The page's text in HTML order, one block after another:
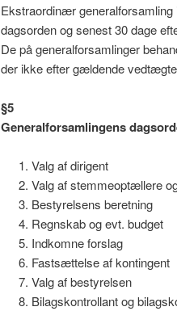
Ekstraordinær
dagsorden og senest 30 dage
De på generalforsamlinger
der ikke efter gældende
§5
Generalforsamlingens
Valg af dirigent
Valg af stemmeoptællere
Bestyrelsens beretning
Regnskab og evt. budget
Indkomne forslag
Fastsættelse af kontingent
Valg af bestyrelsen
Bilagskontrollant og